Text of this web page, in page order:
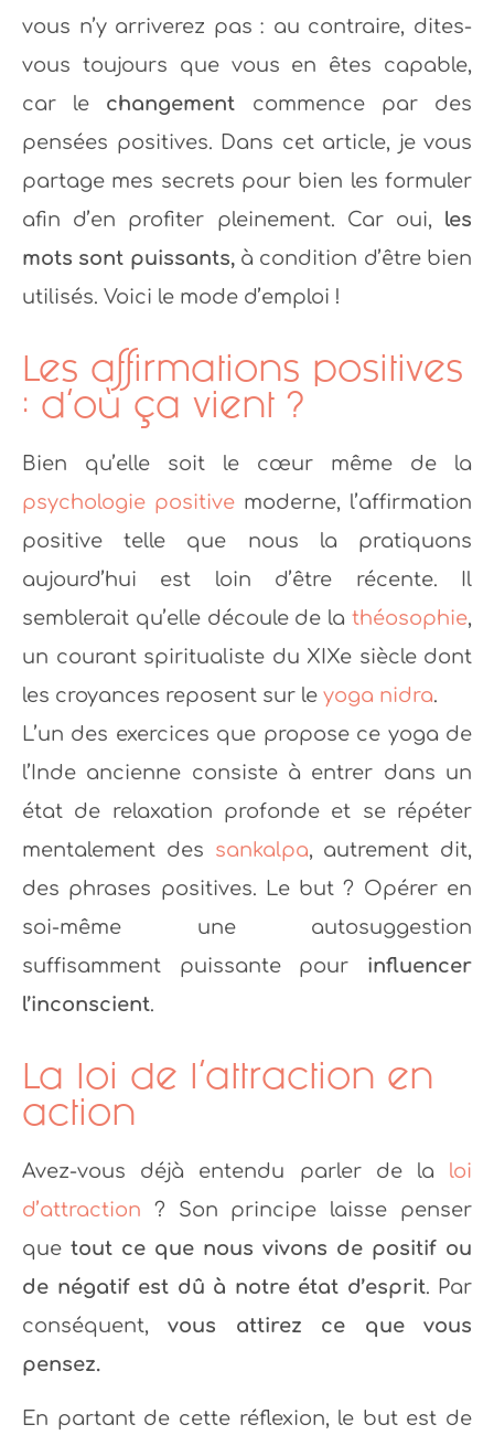
vous n’y arriverez pas : au contraire, dites-
vous toujours que vous en êtes capable,
car le changement commence par des
pensées positives. Dans cet article, je vous
partage mes secrets pour bien les formuler
afin d’en profiter pleinement. Car oui, les
mots sont puissants,à condition d’être bien
utilisés. Voici le mode d’emploi !
Les affirmations positives
: d’où ça vient ?
Bien qu’elle soit le cœur même de la
psychologie positive moderne, l’affirmation
positive telle que nous la pratiquons
aujourd’hui est loin d’être récente. Il
semblerait qu’elle découle de la théosophie,
un courant spiritualiste du XIXe siècle dont
les croyances reposent sur le yoga nidra.
L’un des exercices que propose ce yoga de
l’Inde ancienne consiste à entrer dans un
état de relaxation profonde et se répéter
mentalement des sankalpa, autrement dit,
des phrases positives. Le but ? Opérer en
soi-même une autosuggestion
suffisamment puissante pour influencer
l’inconscient.
La loi de l’attraction en
action
Avez-vous déjà entendu parler de la loi
d’attraction ? Son principe laisse penser
que tout ce que nous vivons de positif ou
de négatif est dû à notre état d’esprit. Par
conséquent,vous attirez ce que vous
pensez.
En partant de cette réflexion, le but est de